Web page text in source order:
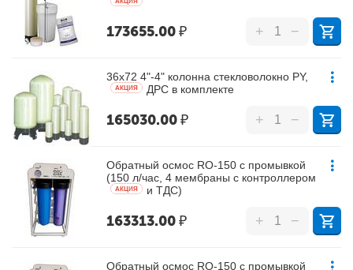
173655.00₽ + −
36х72 4"-4" колонна стекловолокно PY,
ДРС в комплекте
AКЦИЯ
165030.00₽ + −
Обратный осмос RO-150 с промывкой
(150 л/час, 4 мембраны с контроллером
и ТДС)
AКЦИЯ
163313.00₽ + −
Обратный осмос RO-150 с промывкой